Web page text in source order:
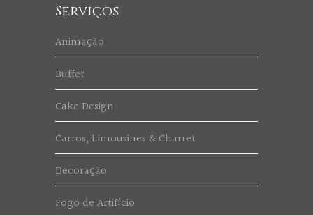
Serviços
Animação
Buffet
Cake Design
Carros, Limousines & Charret
Decoração
Fogo de Artifício